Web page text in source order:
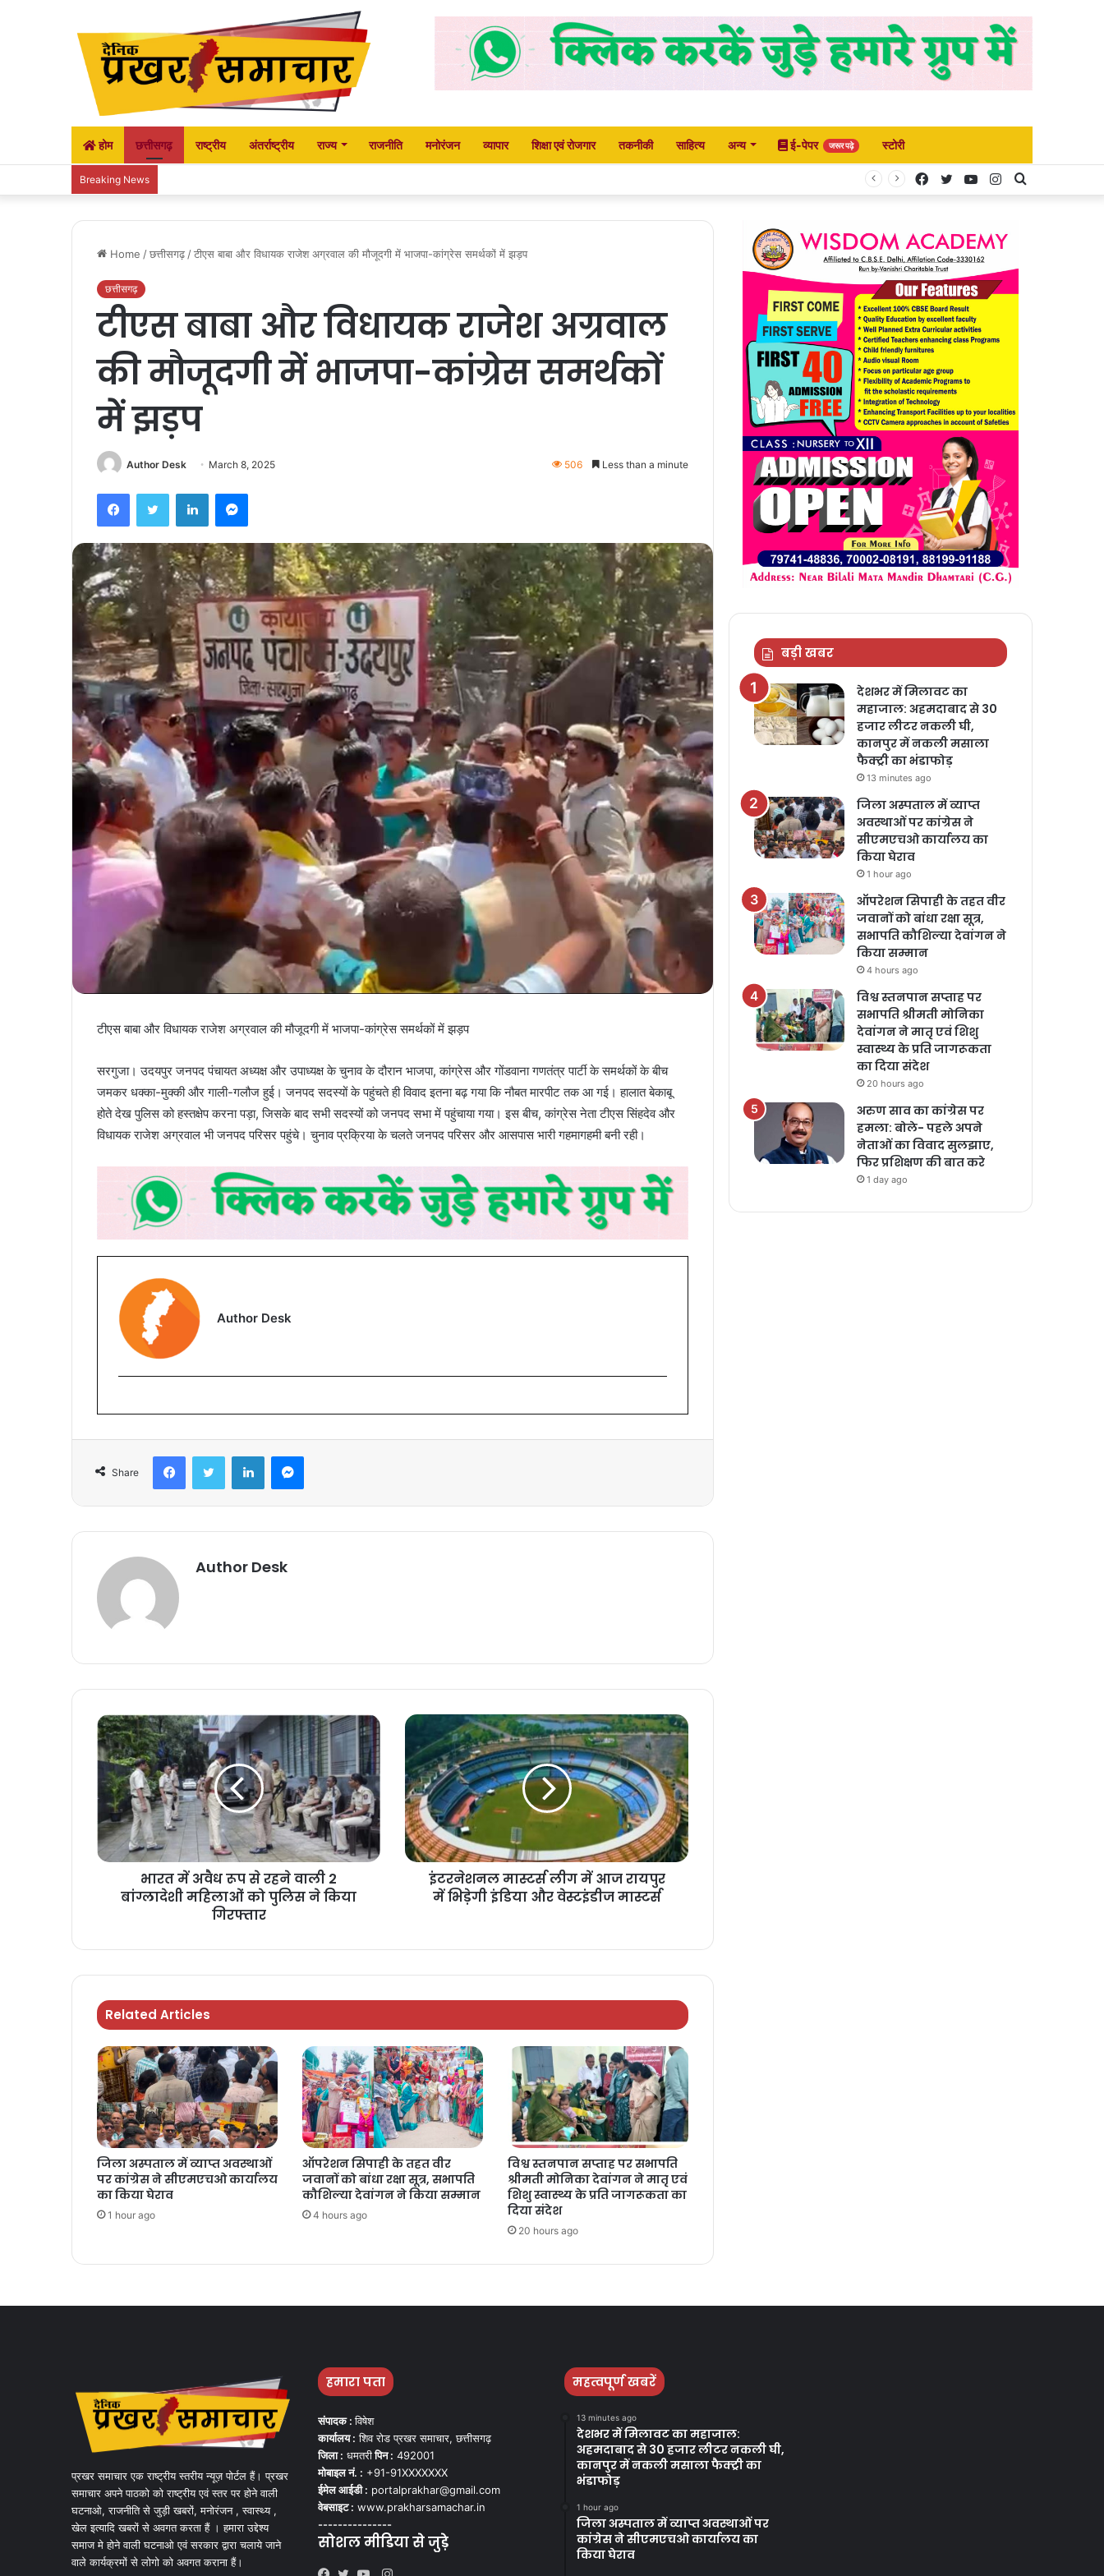
होम छत्तीसगढ़ राष्ट्रीय अंतर्राष्ट्रीय राज्य राजनीति मनोरंजन व्यापार शिक्षा एवं रोजगार तकनीकी साहित्य अन्य ई-पेपर जरूर पढ़े स्टोरी
Breaking News Instagram
YouTube
Twitter
Facebook
Home /छत्तीसगढ़ /टीएस बाबा और विधायक राजेश अग्रवाल की मौजूदगी में भाजपा-कांग्रेस समर्थकों में झड़प
छत्तीसगढ़
टीएस बाबा और विधायक राजेश अग्रवाल
की मौजूदगी में भाजपा-कांग्रेस समर्थकों
में झड़प
Author Desk March 8, 2025 506 Less than a minute
टीएस बाबा और विधायक राजेश अग्रवाल की मौजूदगी में भाजपा-कांग्रेस समर्थकों में झड़प
सरगुजा। उदयपुर जनपद पंचायत अध्यक्ष और उपाध्यक्ष के चुनाव के दौरान भाजपा, कांग्रेस और गोंडवाना गणतंत्र पार्टी के समर्थकों के बीच
जमकर धक्का-मुक्की और गाली-गलौज हुई। जनपद सदस्यों के पहुंचते ही विवाद इतना बढ़ गया कि नौबत मारपीट तक आ गई। हालात बेकाबू
होते देख पुलिस को हस्तक्षेप करना पड़ा, जिसके बाद सभी सदस्यों को जनपद सभा में पहुंचाया गया। इस बीच, कांग्रेस नेता टीएस सिंहदेव और
विधायक राजेश अग्रवाल भी जनपद परिसर पहुंचे। चुनाव प्रक्रिया के चलते जनपद परिसर और आसपास भारी गहमागहमी बनी रही।
Author Desk
Share
Author Desk
भारत में अवैध रूप से रहने वाली 2
बांग्लादेशी महिलाओं को पुलिस ने किया
गिरफ्तार
इंटरनेशनल मास्टर्स लीग में आज रायपुर
में भिड़ेगी इंडिया और वेस्टइंडीज मास्टर्स
Related Articles
जिला अस्पताल में व्याप्त अवस्थाओं
पर कांग्रेस ने सीएमएचओ कार्यालय
का किया घेराव
1 hour ago
ऑपरेशन सिपाही के तहत वीर
जवानों को बांधा रक्षा सूत्र, सभापति
कौशिल्या देवांगन ने किया सम्मान
4 hours ago
विश्व स्तनपान सप्ताह पर सभापति
श्रीमती मोनिका देवांगन ने मातृ एवं
शिशु स्वास्थ्य के प्रति जागरूकता का
दिया संदेश
20 hours ago
बड़ी खबर
देशभर में मिलावट का
महाजाल: अहमदाबाद से 30
हजार लीटर नकली घी,
कानपुर में नकली मसाला
फैक्ट्री का भंडाफोड़
13 minutes ago
जिला अस्पताल में व्याप्त
अवस्थाओं पर कांग्रेस ने
सीएमएचओ कार्यालय का
किया घेराव
1 hour ago
ऑपरेशन सिपाही के तहत वीर
जवानों को बांधा रक्षा सूत्र,
सभापति कौशिल्या देवांगन ने
किया सम्मान
4 hours ago
विश्व स्तनपान सप्ताह पर
सभापति श्रीमती मोनिका
देवांगन ने मातृ एवं शिशु
स्वास्थ्य के प्रति जागरूकता
का दिया संदेश
20 hours ago
अरुण साव का कांग्रेस पर
हमला: बोले- पहले अपने
नेताओं का विवाद सुलझाए,
फिर प्रशिक्षण की बात करे
1 day ago
प्रखर समाचार एक राष्ट्रीय स्तरीय न्यूज़ पोर्टल हैं। प्रखर
समाचार अपने पाठको को राष्ट्रीय एवं स्तर पर होने वाली
घटनाओ, राजनीति से जुड़ी खबरों, मनोरंजन , स्वास्थ्य ,
खेल इत्यादि खबरों से अवगत करता हैं । हमारा उद्देश्य
समाज मे होने वाली घटनाओ एवं सरकार द्वारा चलाये जाने
वाले कार्यक्रमों से लोगो को अवगत कराना हैं।
हमारा पता
संपादक :विषेश
कार्यालय : शिव रोड प्रखर समाचार, छत्तीसगढ़
जिला : धमतरीपिन : 492001
मोबाइल नं. : +91-91XXXXXXX
ईमेल आईडी : portalprakhar@gmail.com
वेबसाइट : www.prakharsamachar.in
---------------
सोशल मीडिया से जुड़े
महत्वपूर्ण खबरें
13 minutes ago
देशभर में मिलावट का महाजाल:
अहमदाबाद से 30 हजार लीटर नकली घी,
कानपुर में नकली मसाला फैक्ट्री का
भंडाफोड़
1 hour ago
जिला अस्पताल में व्याप्त अवस्थाओं पर
कांग्रेस ने सीएमएचओ कार्यालय का
किया घेराव